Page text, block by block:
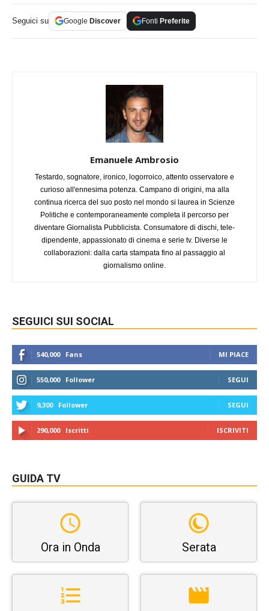
Seguici su Google Discover Fonti Preferite
Emanuele Ambrosio
Testardo, sognatore, ironico, logorroico, attento osservatore e
curioso all'ennesima potenza. Campano di origini, ma alla
continua ricerca del suo posto nel mondo si laurea in Scienze
Politiche e contemporaneamente completa il percorso per
diventare Giornalista Pubblicista. Consumatore di dischi, tele-
dipendente, appassionato di cinema e serie tv. Diverse le
collaborazioni: dalla carta stampata fino al passaggio al
giornalismo online.
SEGUICI SUI SOCIAL
540,000 Fans MI PIACE
550,000 Follower SEGUI
9,300 Follower SEGUI
290,000 Iscritti ISCRIVITI
GUIDA TV
Ora in Onda Serata